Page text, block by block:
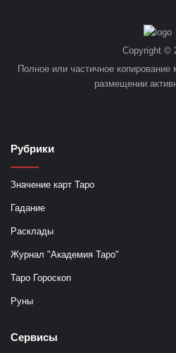
Copyright ©
Полное или частичное копирование
размещении
Рубрики
Значение карт Таро
Гадание
Расклады
Журнал "Академия Таро"
Таро Гороскоп
Руны
Сервисы